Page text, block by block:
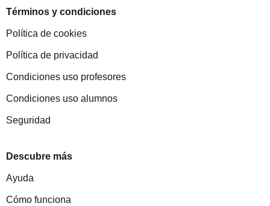
Términos y condiciones
Política de cookies
Política de privacidad
Condiciones uso profesores
Condiciones uso alumnos
Seguridad
Descubre más
Ayuda
Cómo funciona